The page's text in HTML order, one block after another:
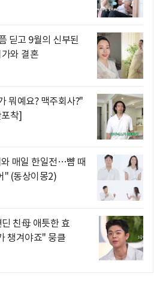
딛고 9월의 신부된
와 결혼
뭐예요? 맥주회사?"
착]
매일 한일전…뺨 때
" (동상이몽2)
친母 애틋한 효
챙겨야죠" 뭉클